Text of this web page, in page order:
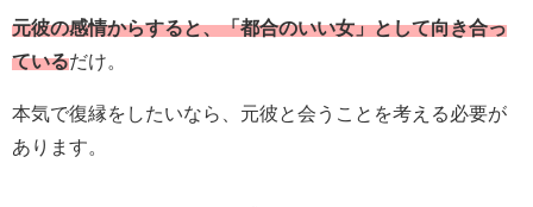
元彼の感情からすると、「都合のいい女」として向き合っ
ているだけ。
本気で復縁をしたいなら、元彼と会うことを考える必要が
あります。